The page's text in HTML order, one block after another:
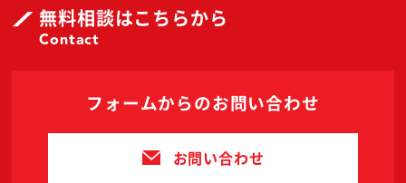
無料相談はこちらから
Contact
フォームからのお問い合わせ
お問い合わせ